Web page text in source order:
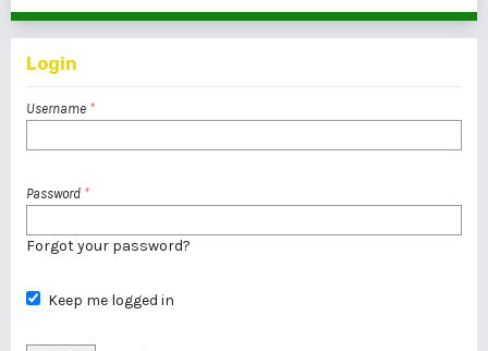
Login
Username *
Password *
Forgot your password?
Keep me logged in